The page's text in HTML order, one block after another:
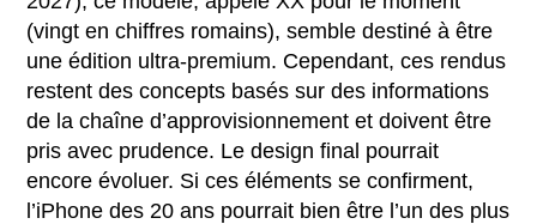
(vingt en chiffres romains), semble destiné à être
une édition ultra-premium. Cependant, ces rendus
restent des concepts basés sur des informations
de la chaîne d’approvisionnement et doivent être
pris avec prudence. Le design final pourrait
encore évoluer. Si ces éléments se confirment,
l’iPhone des 20 ans pourrait bien être l’un des plus